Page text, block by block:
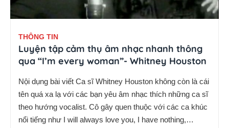
THÔNG TIN
Luyện tập cảm thụ âm nhạc nhanh thông
qua “I’m every woman”- Whitney Houston
Nội dụng bài viết Ca sĩ Whitney Houston không còn là cái
tên quá xa lạ với các bạn yêu âm nhạc thích những ca sĩ
theo hướng vocalist. Cô gây quen thuộc với các ca khúc
nổi tiếng như I will always love you, I have nothing,…